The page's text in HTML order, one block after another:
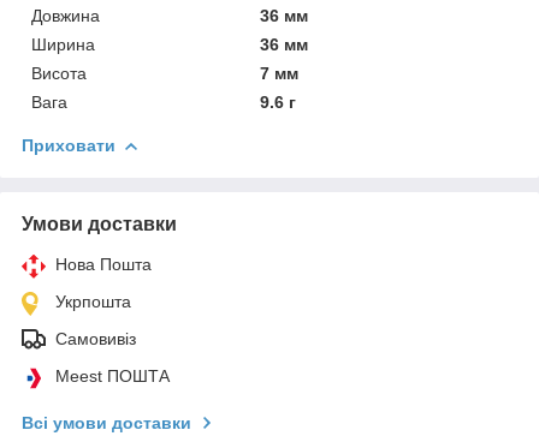
Довжина
36 мм
Ширина
36 мм
Висота
7 мм
Вага
9.6 г
Приховати
Умови доставки
Нова Пошта
Укрпошта
Самовивіз
Meest ПОШТА
Всі умови доставки